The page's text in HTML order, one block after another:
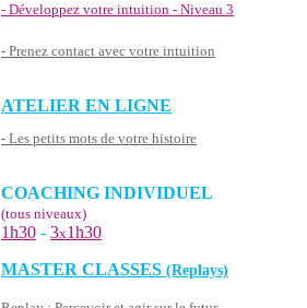
- Développez votre intuition - Niveau 3
- Prenez contact avec votre intuition
ATELIER EN LIGNE
- Les petits mots de votre histoire
COACHING INDIVIDUEL
(tous niveaux)
1h30 - 3x1h30
MASTER CLASSES (Replays)